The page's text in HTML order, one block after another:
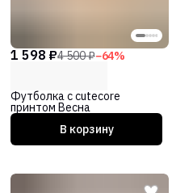
1 598 ₽4 500 ₽−64%
Футболка с cutecore
принтом Весна
В корзину